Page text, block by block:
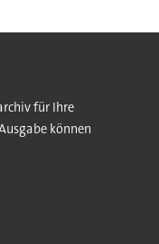
für Ihre
können